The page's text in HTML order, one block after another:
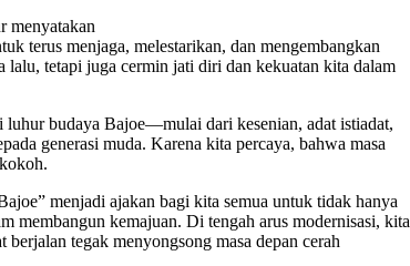
menyatakan
terus menjaga, melestarikan, dan mengembangkan
lalu, tetapi juga cermin jati diri dan kekuatan kita dalam
budaya Bajoe—mulai dari kesenian, adat istiadat,
generasi muda. Karena kita percaya, bahwa masa
menjadi ajakan bagi kita semua untuk tidak hanya
membangun kemajuan. Di tengah arus modernisasi, kita
tegak menyongsong masa depan cerah